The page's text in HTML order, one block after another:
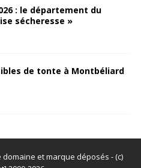
: le département du
sécheresse »
de tonte à Montbéliard
et marque déposés - (c)